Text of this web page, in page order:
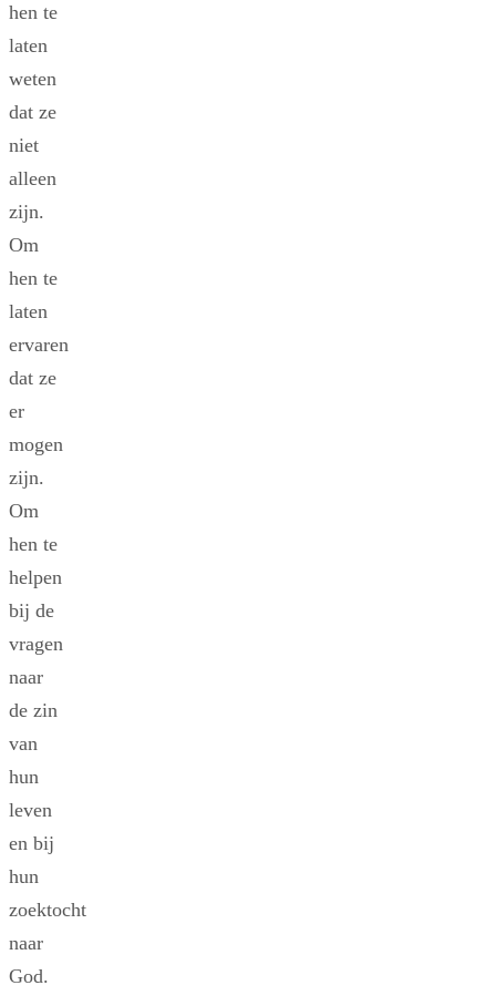
hen te
laten
weten
dat ze
niet
alleen
zijn.
Om
hen te
laten
ervaren
dat ze
er
mogen
zijn.
Om
hen te
helpen
bij de
vragen
naar
de zin
van
hun
leven
en bij
hun
zoektocht
naar
God.